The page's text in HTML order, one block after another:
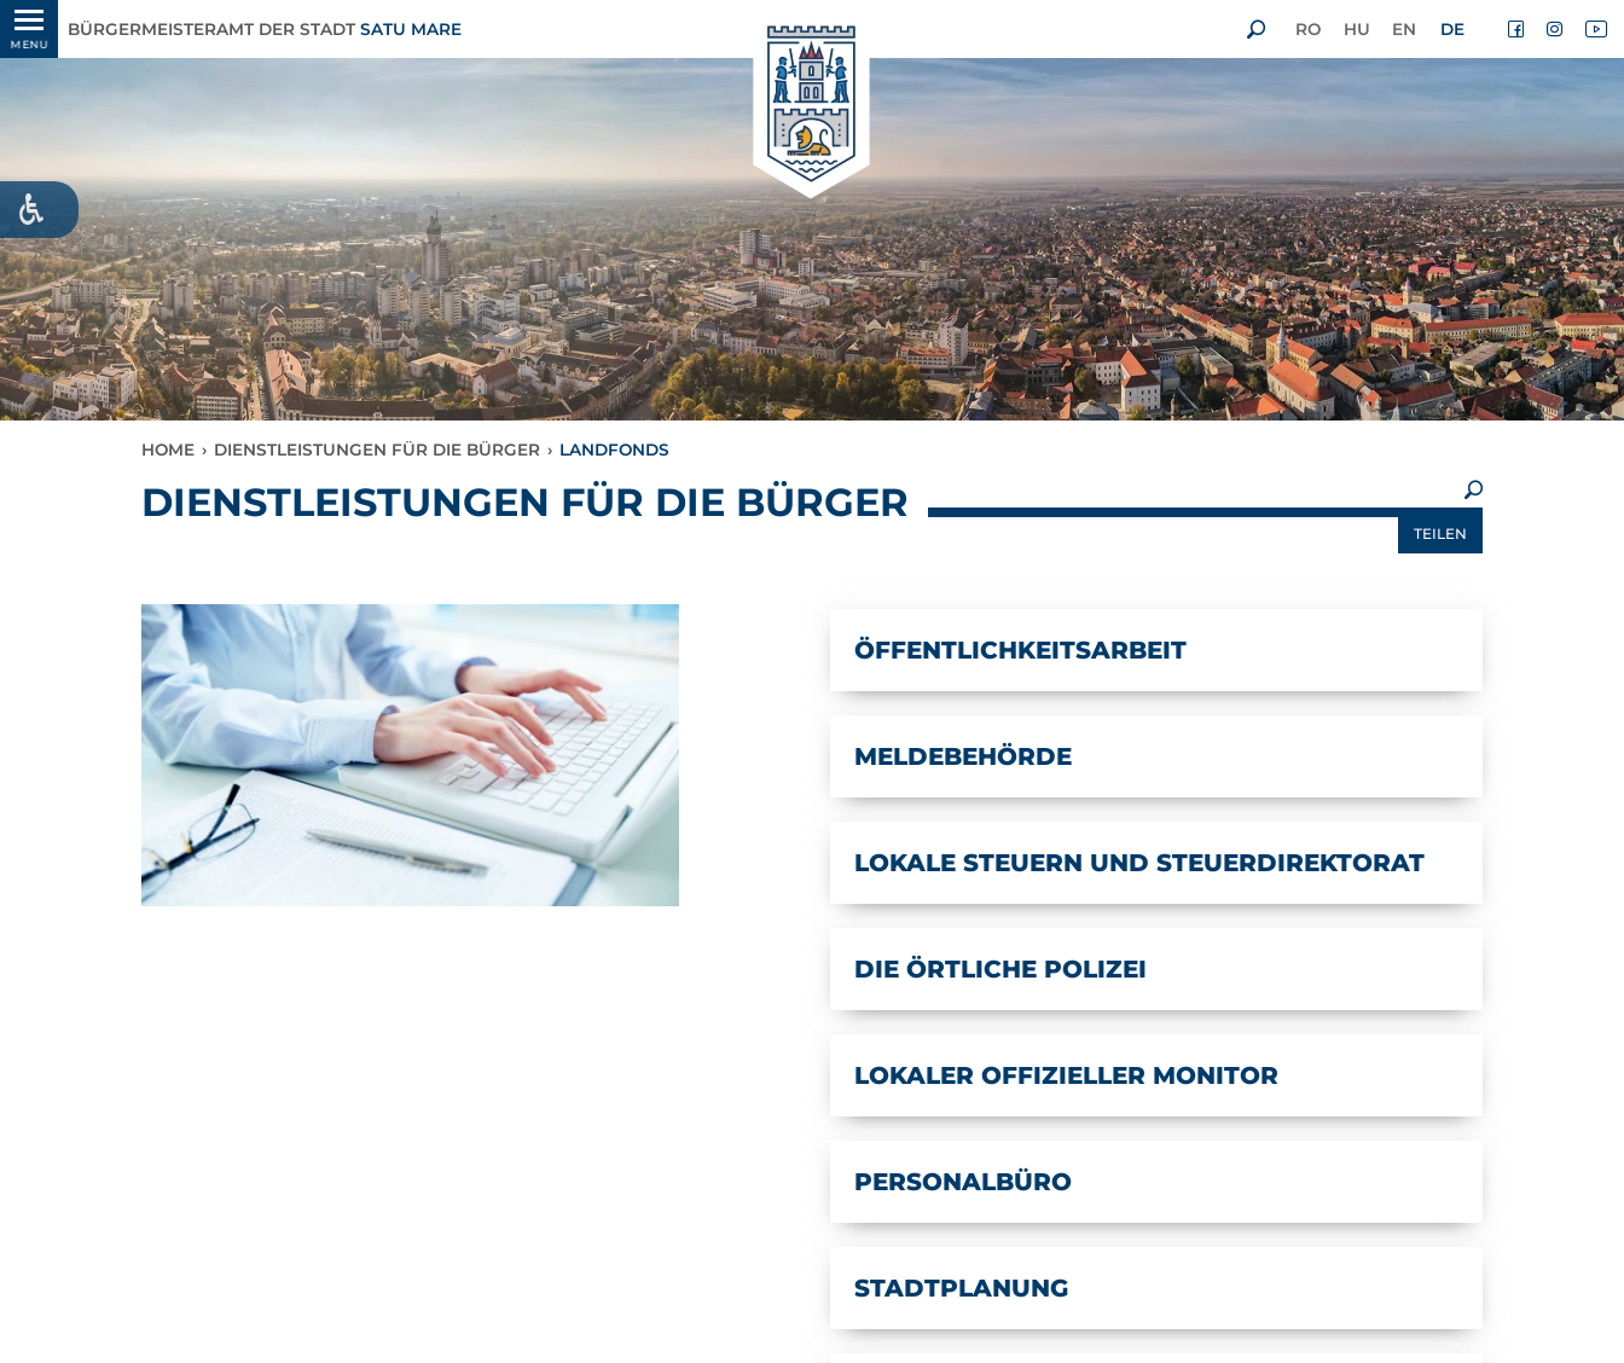
MENU
BÜRGERMEISTERAMT DER STADT SATU MARE RO HU EN DE
HOME › DIENSTLEISTUNGEN FÜR DIE BÜRGER › LANDFONDS
DIENSTLEISTUNGEN FÜR DIE BÜRGER
TEILEN
ÖFFENTLICHKEITSARBEIT
MELDEBEHÖRDE
LOKALE STEUERN UND STEUERDIREKTORAT
DIE ÖRTLICHE POLIZEI
LOKALER OFFIZIELLER MONITOR
PERSONALBÜRO
STADTPLANUNG